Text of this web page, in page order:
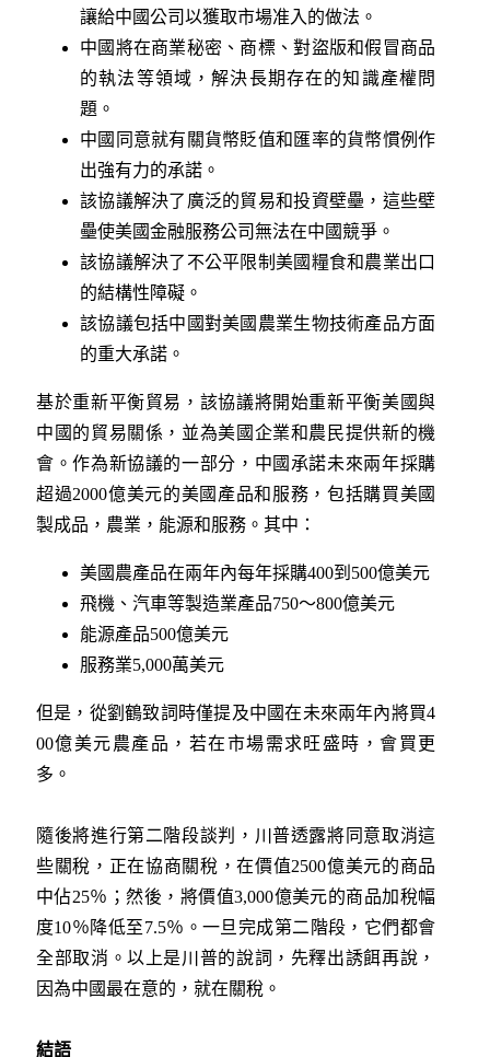
讓給中國公司以獲取市場准入的做法。
中國將在商業秘密、商標、對盜版和假冒商品
的執法等領域，解決長期存在的知識產權問
題。
中國同意就有關貨幣貶值和匯率的貨幣慣例作
出強有力的承諾。
該協議解決了廣泛的貿易和投資壁壘，這些壁
壘使美國金融服務公司無法在中國競爭。
該協議解決了不公平限制美國糧食和農業出口
的結構性障礙。
該協議包括中國對美國農業生物技術產品方面
的重大承諾。
基於重新平衡貿易，該協議將開始重新平衡美國與
中國的貿易關係，並為美國企業和農民提供新的機
會。作為新協議的一部分，中國承諾未來兩年採購
超過2000億美元的美國產品和服務，包括購買美國
製成品，農業，能源和服務。其中：
美國農產品在兩年內每年採購400到500億美元
飛機、汽車等製造業產品750～800億美元
能源產品500億美元
服務業5,000萬美元
但是，從劉鶴致詞時僅提及中國在未來兩年內將買4
00億美元農產品，若在市場需求旺盛時，會買更
多。
隨後將進行第二階段談判，川普透露將同意取消這
些關稅，正在協商關稅，在價值2500億美元的商品
中佔25％；然後，將價值3,000億美元的商品加稅幅
度10％降低至7.5％。一旦完成第二階段，它們都會
全部取消。以上是川普的說詞，先釋出誘餌再說，
因為中國最在意的，就在關稅。
結語